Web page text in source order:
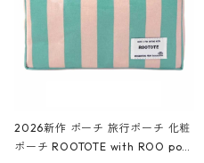
2026新作 ポーチ 旅行ポーチ 化粧
ポーチ ROOTOTE with ROO pou